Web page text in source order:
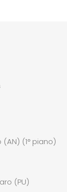
(1° piano)
(PU)